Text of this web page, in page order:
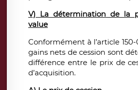
V) La détermination de la
value
Conformément à l’article
gains nets de cession sont
différence entre le prix de
d’acquisition.